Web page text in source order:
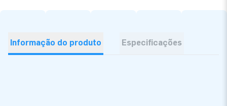
Informação do produto Especificações